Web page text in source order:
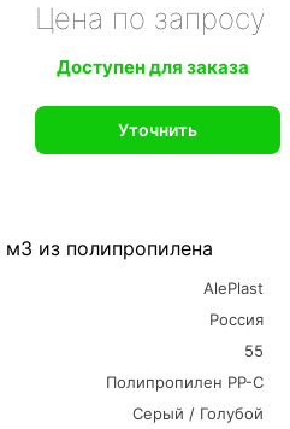
из полипропилена
AlePlast
Россия
55
Полипропилен PP-C
Серый / Голубой
Цена по запросу
Доступен для заказа
Уточнить